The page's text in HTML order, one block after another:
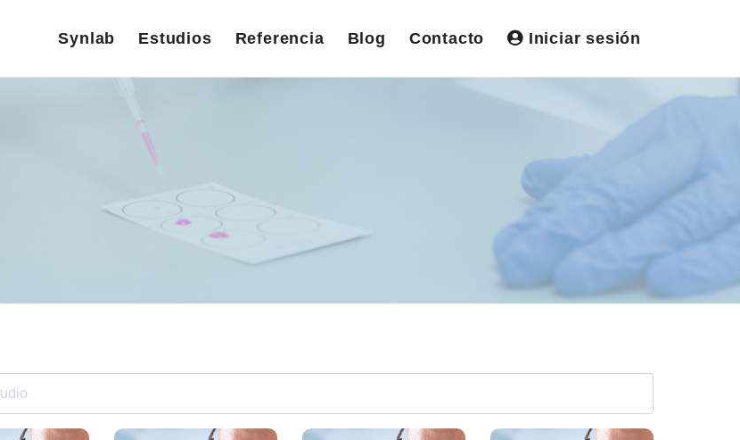
Synlab Estudios Referencia Blog Contacto Iniciar sesión